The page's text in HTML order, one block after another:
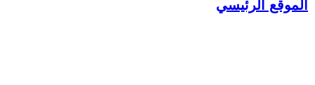
الموقع الرئيسي